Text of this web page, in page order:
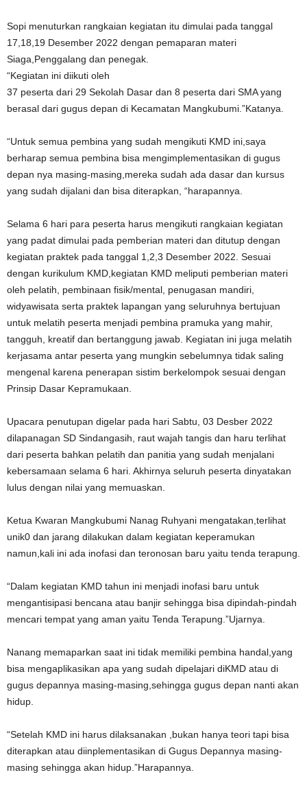
Sopi menuturkan rangkaian kegiatan itu dimulai pada tanggal
17,18,19 Desember 2022 dengan pemaparan materi
Siaga,Penggalang dan penegak.
“Kegiatan ini diikuti oleh
37 peserta dari 29 Sekolah Dasar dan 8 peserta dari SMA yang
berasal dari gugus depan di Kecamatan Mangkubumi.”Katanya.
“Untuk semua pembina yang sudah mengikuti KMD ini,saya
berharap semua pembina bisa mengimplementasikan di gugus
depan nya masing-masing,mereka sudah ada dasar dan kursus
yang sudah dijalani dan bisa diterapkan, “harapannya.
Selama 6 hari para peserta harus mengikuti rangkaian kegiatan
yang padat dimulai pada pemberian materi dan ditutup dengan
kegiatan praktek pada tanggal 1,2,3 Desember 2022. Sesuai
dengan kurikulum KMD,kegiatan KMD meliputi pemberian materi
oleh pelatih, pembinaan fisik/mental, penugasan mandiri,
widyawisata serta praktek lapangan yang seluruhnya bertujuan
untuk melatih peserta menjadi pembina pramuka yang mahir,
tangguh, kreatif dan bertanggung jawab. Kegiatan ini juga melatih
kerjasama antar peserta yang mungkin sebelumnya tidak saling
mengenal karena penerapan sistim berkelompok sesuai dengan
Prinsip Dasar Kepramukaan.
Upacara penutupan digelar pada hari Sabtu, 03 Desber 2022
dilapanagan SD Sindangasih, raut wajah tangis dan haru terlihat
dari peserta bahkan pelatih dan panitia yang sudah menjalani
kebersamaan selama 6 hari. Akhirnya seluruh peserta dinyatakan
lulus dengan nilai yang memuaskan.
Ketua Kwaran Mangkubumi Nanag Ruhyani mengatakan,terlihat
unik0 dan jarang dilakukan dalam kegiatan keperamukan
namun,kali ini ada inofasi dan teronosan baru yaitu tenda terapung.
“Dalam kegiatan KMD tahun ini menjadi inofasi baru untuk
mengantisipasi bencana atau banjir sehingga bisa dipindah-pindah
mencari tempat yang aman yaitu Tenda Terapung.”Ujarnya.
Nanang memaparkan saat ini tidak memiliki pembina handal,yang
bisa mengaplikasikan apa yang sudah dipelajari diKMD atau di
gugus depannya masing-masing,sehingga gugus depan nanti akan
hidup.
“Setelah KMD ini harus dilaksanakan ,bukan hanya teori tapi bisa
diterapkan atau diinplementasikan di Gugus Depannya masing-
masing sehingga akan hidup.”Harapannya.